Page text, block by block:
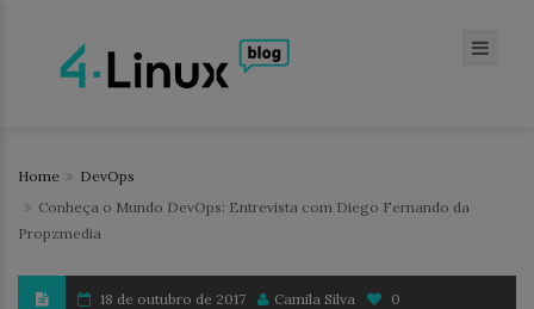
Home
DevOps
Conheça o Mundo DevOps: Entrevista com Diego Fernando da
Propzmedia
18 de outubro de 2017 Camila Silva 0